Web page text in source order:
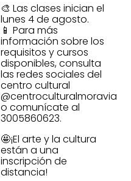
🎨 Las clases inician el
lunes 4 de agosto.
📱 Para más
información sobre los
requisitos y cursos
disponibles, consulta
las redes sociales del
centro cultural
@centroculturalmoravia
o comunícate al
3005860623.
🤩¡El arte y la cultura
están a una
inscripción de
distancia!